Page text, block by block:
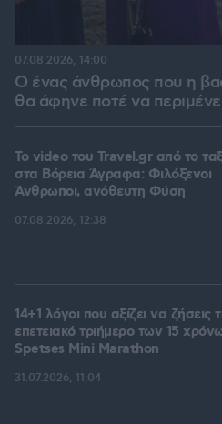
Ο ένας άνθρωπος που η
θα άφηνε ποτέ να
07.08.2026, 14:00
To video του Travel.gr από το
στα Βόρεια Άγραφα: Φιλόξενοι
Άνθρωποι, ανόθευτη Φύση
07.08.2026, 12:38
14+1 λόγοι που αξίζει να ζήσεις
επετειακό τριήμερο των 15
Spetses Mini Marathon
31.07.2026, 11:04